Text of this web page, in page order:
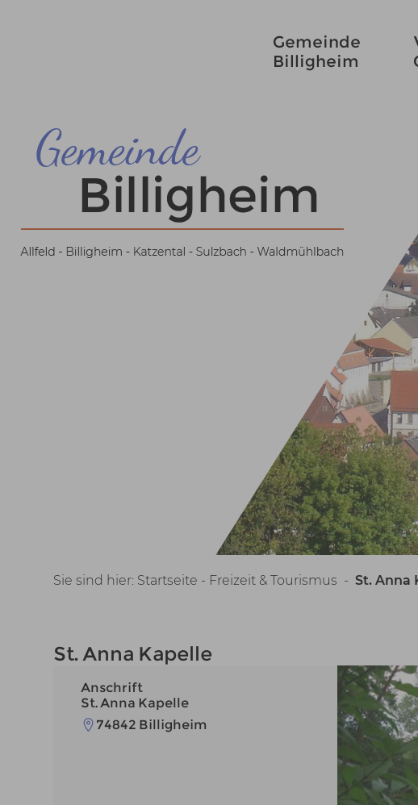
Gemeinde
Billigheim
Sie sind hier: Startseite - Freizeit & Tourismus - St. Anna
St. Anna Kapelle
Anschrift
St. Anna Kapelle
74842 Billigheim